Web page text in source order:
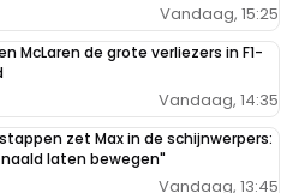
Vandaag, 15:25
McLaren de grote verliezers in F1-
Vandaag, 14:35
zet Max in de schijnwerpers:
laten bewegen"
Vandaag, 13:45